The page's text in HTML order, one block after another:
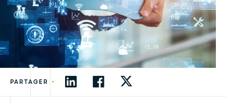
PARTAGER •